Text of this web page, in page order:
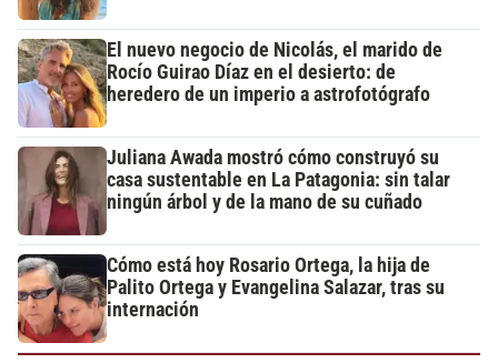
El nuevo negocio de Nicolás, el marido de
Rocío Guirao Díaz en el desierto: de
heredero de un imperio a astrofotógrafo
Juliana Awada mostró cómo construyó su
casa sustentable en La Patagonia: sin talar
ningún árbol y de la mano de su cuñado
Cómo está hoy Rosario Ortega, la hija de
Palito Ortega y Evangelina Salazar, tras su
internación